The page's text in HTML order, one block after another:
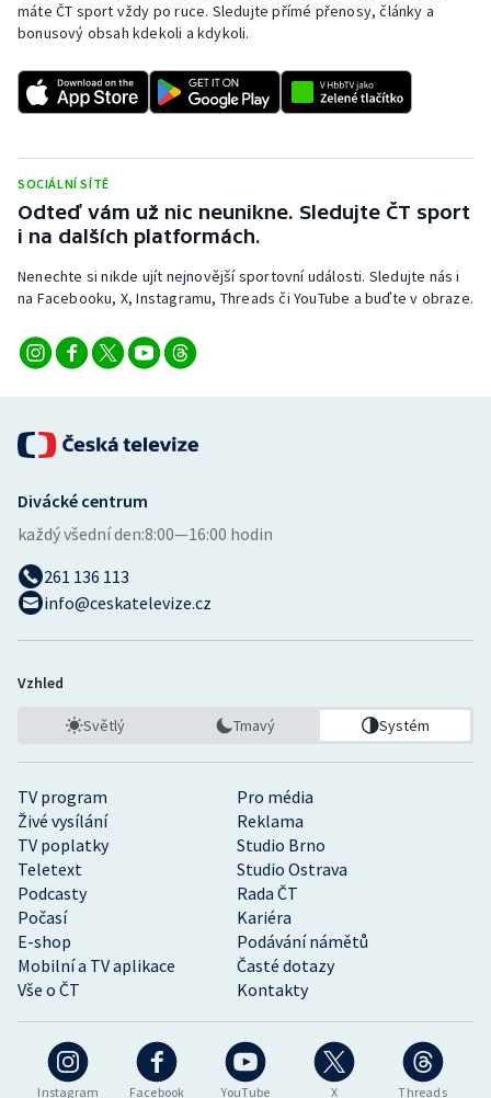
Short track
Sportovní střelba
Triatlon
Veslování
Vodní slalom
Volejbal
Ostatní
máte ČT sport vždy po ruce. Sledujte přímé přenosy, články a
bonusový obsah kdekoli a kdykoli.
SOCIÁLNÍ SÍTĚ
Odteď vám už nic neunikne. Sledujte ČT sport
i na dalších platformách.
Nenechte si nikde ujít nejnovější sportovní události. Sledujte nás i
na Facebooku, X, Instagramu, Threads či YouTube a buďte v obraze.
Instagram Facebook YouTube X Threads
TV program
Pro média
Živé vysílání
Reklama
TV poplatky
Studio Brno
Teletext
Studio Ostrava
Podcasty
Rada ČT
Počasí
Kariéra
E-shop
Podávání námětů
Mobilní a TV aplikace
Časté dotazy
Vše o ČT
Kontakty
Divácké centrum
každý všední den:8:00—16:00 hodin
261 136 113
info@ceskatelevize.cz
Vzhled
Světlý Tmavý Systém